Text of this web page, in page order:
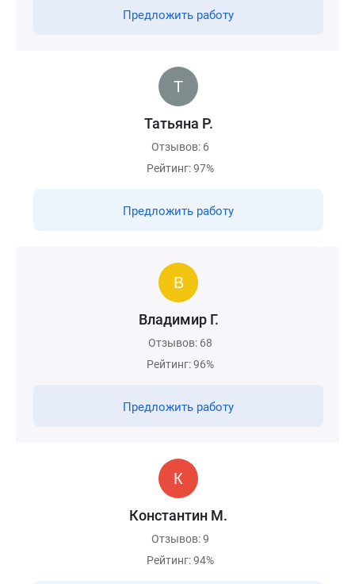
Предложить работу
Татьяна Р.
Отзывов: 6
Рейтинг: 97%
Предложить работу
Владимир Г.
Отзывов: 68
Рейтинг: 96%
Предложить работу
Константин М.
Отзывов: 9
Рейтинг: 94%